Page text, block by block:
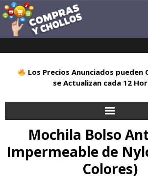
Los Precios Anunciados pueden
se Actualizan cada 12
Inicio
Alimentación
Mochila Bolso
Impermeable de
Colores)